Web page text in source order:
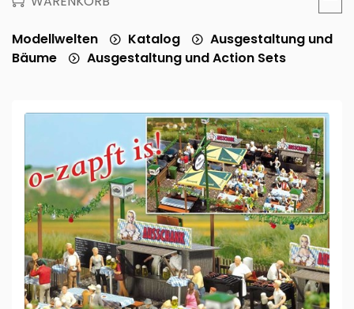
Modellwelten Katalog
Ausgestaltung und
Bäume
Ausgestaltung und Action Sets